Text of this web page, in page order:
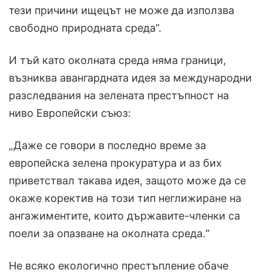
тези причини ищецът не може да използва
свободно природната среда”.
И тъй като околната среда няма граници,
възниква авангардната идея за международни
разследвания на зелената престъпност на
ниво Европейски съюз:
„Даже се говори в последно време за
европейска зелена прокуратура и аз бих
приветствал такава идея, защото може да се
окаже коректив на този тип неглижиране на
ангажиментите, които държавите-членки са
поели за опазване на околната среда.“
Не всяко екологично престъпление обаче